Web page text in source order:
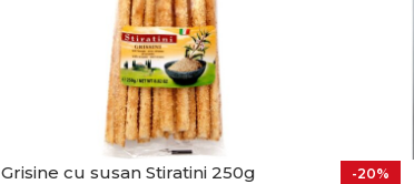
Grisine cu susan Stiratini 250g -20%